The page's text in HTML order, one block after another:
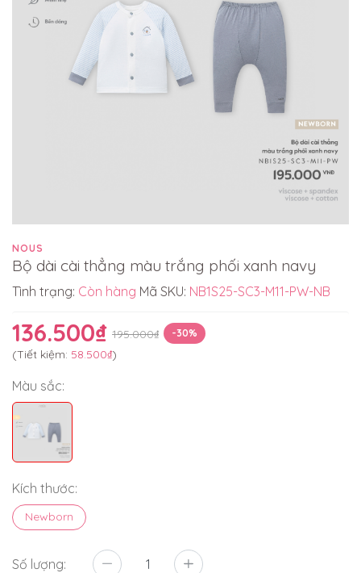
NOUS
Bộ dài cài thẳng màu trắng phối xanh navy
Tình trạng: Còn hàng Mã SKU: NB1S25-SC3-M11-PW-NB
136.500₫ 195.000₫ -30%
(Tiết kiệm: 58.500₫)
Màu sắc:
Kích thước:
Newborn
Số lượng: